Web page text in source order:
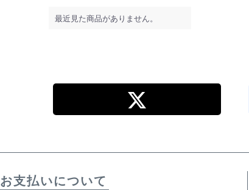
最近見た商品がありません。
お支払いについて